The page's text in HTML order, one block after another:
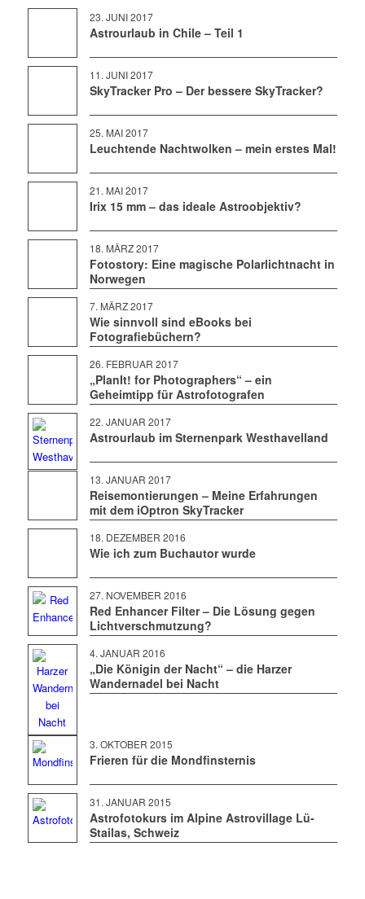
23. JUNI 2017
Astrourlaub in Chile – Teil 1
11. JUNI 2017
SkyTracker Pro – Der bessere SkyTracker?
25. MAI 2017
Leuchtende Nachtwolken – mein erstes Mal!
21. MAI 2017
Irix 15 mm – das ideale Astroobjektiv?
18. MÄRZ 2017
Fotostory: Eine magische Polarlichtnacht in
Norwegen
7. MÄRZ 2017
Wie sinnvoll sind eBooks bei
Fotografiebüchern?
26. FEBRUAR 2017
„PlanIt! for Photographers“ – ein
Geheimtipp für Astrofotografen
22. JANUAR 2017
Astrourlaub im Sternenpark Westhavelland
13. JANUAR 2017
Reisemontierungen – Meine Erfahrungen
mit dem iOptron SkyTracker
18. DEZEMBER 2016
Wie ich zum Buchautor wurde
27. NOVEMBER 2016
Red Enhancer Filter – Die Lösung gegen
Lichtverschmutzung?
4. JANUAR 2016
„Die Königin der Nacht“ – die Harzer
Wandernadel bei Nacht
3. OKTOBER 2015
Frieren für die Mondfinsternis
31. JANUAR 2015
Astrofotokurs im Alpine Astrovillage Lü-
Stailas, Schweiz